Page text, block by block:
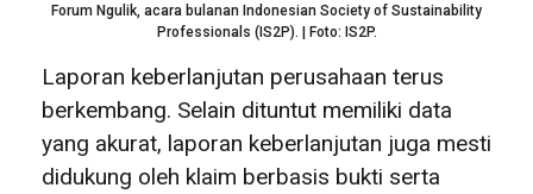
Forum Ngulik, acara bulanan Indonesian Society of Sustainability
Professionals (IS2P). | Foto: IS2P.
Laporan keberlanjutan perusahaan terus
berkembang. Selain dituntut memiliki data
yang akurat, laporan keberlanjutan juga mesti
didukung oleh klaim berbasis bukti serta